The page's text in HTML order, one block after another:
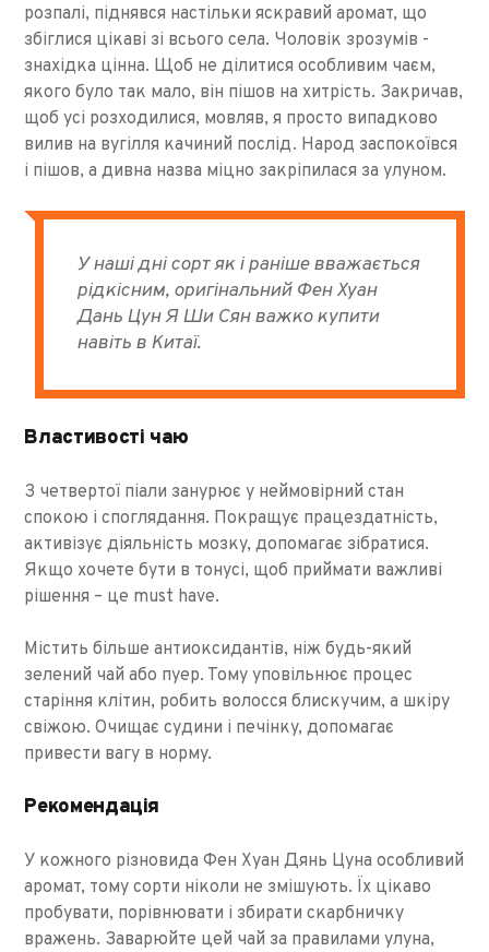
розпалі, піднявся настільки яскравий аромат, що
збіглися цікаві зі всього села. Чоловік зрозумів -
знахідка цінна. Щоб не ділитися особливим чаєм,
якого було так мало, він пішов на хитрість. Закричав,
щоб усі розходилися, мовляв, я просто випадково
вилив на вугілля качиний послід. Народ заспокоївся
і пішов, а дивна назва міцно закріпилася за улуном.
У наші дні сорт як і раніше вважається
рідкісним, оригінальний Фен Хуан
Дань Цун Я Ши Сян важко купити
навіть в Китаї.
Властивості чаю
З четвертої піали занурює у неймовірний стан
спокою і споглядання. Покращує працездатність,
активізує діяльність мозку, допомагає зібратися.
Якщо хочете бути в тонусі, щоб приймати важливі
рішення – це must have.
Містить більше антиоксидантів, ніж будь-який
зелений чай або пуер. Тому уповільнює процес
старіння клітин, робить волосся блискучим, а шкіру
свіжою. Очищає судини і печінку, допомагає
привести вагу в норму.
Рекомендація
У кожного різновида Фен Хуан Дянь Цуна особливий
аромат, тому сорти ніколи не змішують. Їх цікаво
пробувати, порівнювати і збирати скарбничку
вражень. Заварюйте цей чай за правилами улуна,